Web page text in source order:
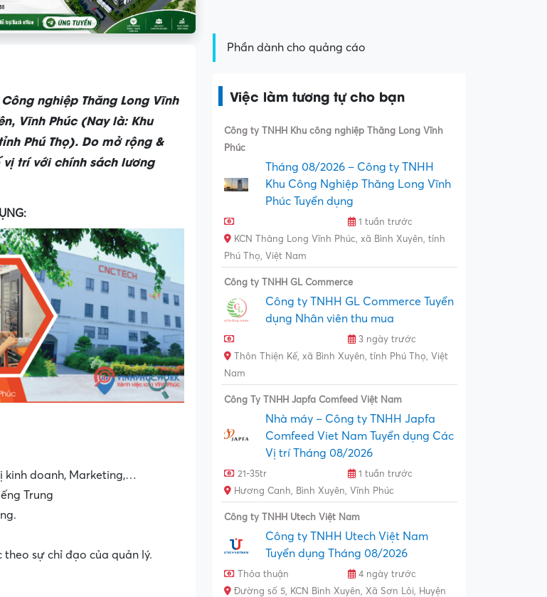
nghiệp Thăng Long Vĩnh
Vĩnh Phúc (Nay là: Khu
Phú Thọ). Do mở rộng &
vị trí với chính sách lương
kinh doanh, Marketing,…
Trung
sự chỉ đạo của quản lý.
Phần dành cho quảng cáo
Việc làm tương tự cho bạn
Công ty TNHH Khu công nghiệp Thăng Long Vĩnh
Phúc
Tháng 08/2026 – Công ty TNHH
Khu Công Nghiệp Thăng Long Vĩnh
Phúc Tuyển dụng
1 tuần trước
KCN Thăng Long Vĩnh Phúc, xã Bình Xuyên, tỉnh
Phú Thọ, Việt Nam
Công ty TNHH GL Commerce
Công ty TNHH GL Commerce Tuyển
dụng Nhân viên thu mua
3 ngày trước
Thôn Thiện Kế, xã Bình Xuyên, tỉnh Phú Thọ, Việt
Nam
Công Ty TNHH Japfa Comfeed Việt Nam
Nhà máy – Công ty TNHH Japfa
Comfeed Viet Nam Tuyển dụng Các
Vị trí Tháng 08/2026
21-35tr
1 tuần trước
Hương Canh, Bình Xuyên, Vĩnh Phúc
Công ty TNHH Utech Việt Nam
Công ty TNHH Utech Việt Nam
Tuyển dụng Tháng 08/2026
Thỏa thuận
4 ngày trước
Đường số 5, KCN Bình Xuyên, Xã Sơn Lôi, Huyện